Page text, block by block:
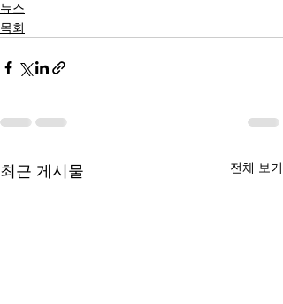
뉴스
목회
최근 게시물 전체 보기